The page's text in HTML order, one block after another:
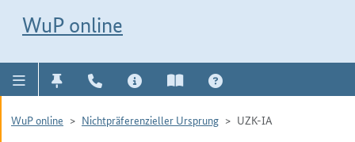
WuP online
WuP online Nichtpräferenzieller Ursprung UZK-IA